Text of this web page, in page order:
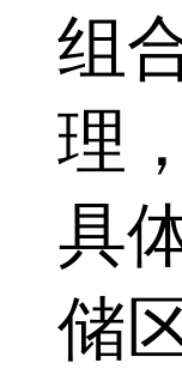
组
理
具
储